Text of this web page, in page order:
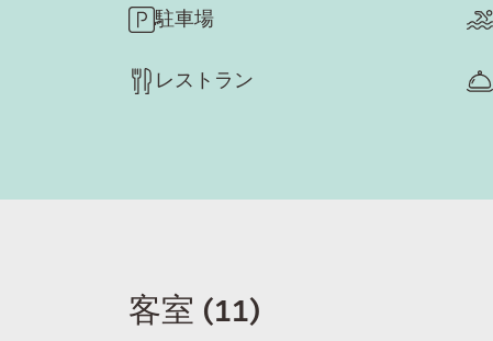
駐車場
レストラン
客室(11)